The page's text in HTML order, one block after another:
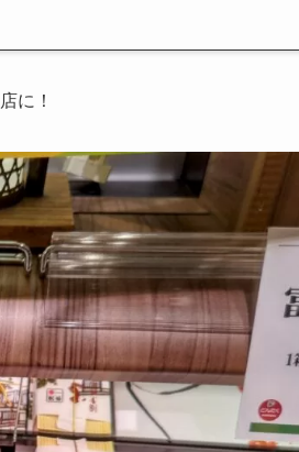
に！